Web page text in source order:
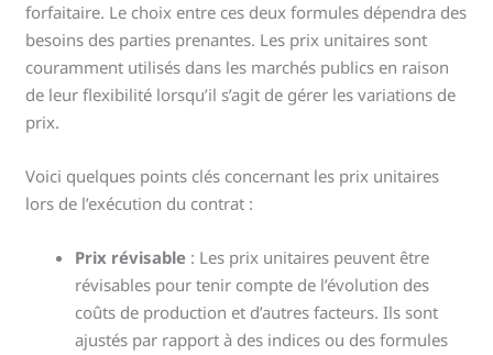
forfaitaire. Le choix entre ces deux formules dépendra des
besoins des parties prenantes. Les prix unitaires sont
couramment utilisés dans les marchés publics en raison
de leur flexibilité lorsqu’il s’agit de gérer les variations de
prix.
Voici quelques points clés concernant les prix unitaires
lors de l’exécution du contrat :
Prix révisable : Les prix unitaires peuvent être
révisables pour tenir compte de l’évolution des
coûts de production et d’autres facteurs. Ils sont
ajustés par rapport à des indices ou des formules